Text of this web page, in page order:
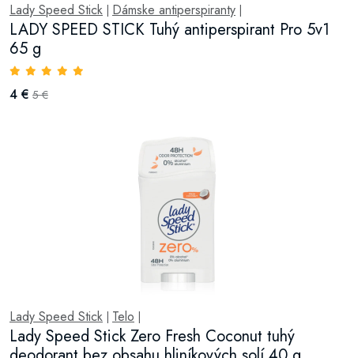
Lady Speed Stick Dámske antiperspiranty
LADY SPEED STICK Tuhý antiperspirant Pro 5v1
65 g
4 € 5 €
Lady Speed Stick Telo
Lady Speed Stick Zero Fresh Coconut tuhý